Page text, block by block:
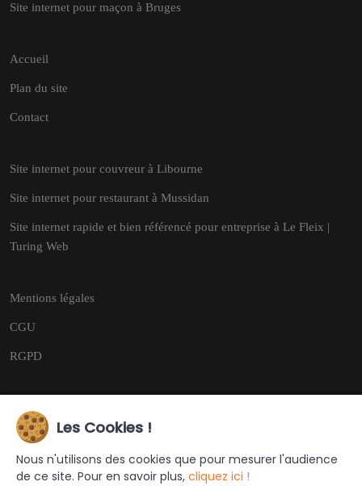
Site internet pour maçon à Bruges
Accueil
Plan du site
Contact
Site internet pour couvreur à Libourne
Site internet pour restaurant à Mussidan
Site internet rapide et bien référencé pour entreprise à Le Fleix |
Turing Web
Mentions légales
CGU
RGPD
Copyright © 2026
Ce site a été créé et est géré par Turing Web
Les Cookies !
Nous n'utilisons des cookies que pour mesurer l'audience
de ce site. Pour en savoir plus, cliquez ici !